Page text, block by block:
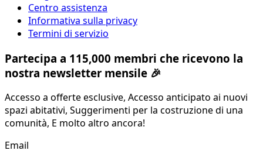
Centro assistenza
Informativa sulla privacy
Termini di servizio
Partecipa a 115,000 membri che ricevono la
nostra newsletter mensile 🎉
Accesso a offerte esclusive, Accesso anticipato ai nuovi
spazi abitativi, Suggerimenti per la costruzione di una
comunità, E molto altro ancora!
Email